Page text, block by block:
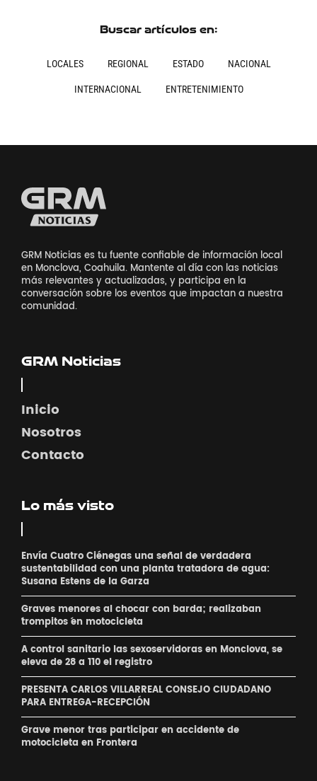
Buscar artículos en:
LOCALES REGIONAL ESTADO NACIONAL
INTERNACIONAL ENTRETENIMIENTO
GRM Noticias es tu fuente confiable de información local
en Monclova, Coahuila. Mantente al día con las noticias
más relevantes y actualizadas, y participa en la
conversación sobre los eventos que impactan a nuestra
comunidad.
GRM Noticias
Inicio
Nosotros
Contacto
Lo más visto
Envía Cuatro Ciénegas una señal de verdadera
sustentabilidad con una planta tratadora de agua:
Susana Estens de la Garza
Graves menores al chocar con barda; realizaban
´trompitos ´en motocicleta
A control sanitario las sexoservidoras en Monclova, se
eleva de 28 a 110 el registro
PRESENTA CARLOS VILLARREAL CONSEJO CIUDADANO
PARA ENTREGA-RECEPCIÓN
Grave menor tras participar en accidente de
motocicleta en Frontera